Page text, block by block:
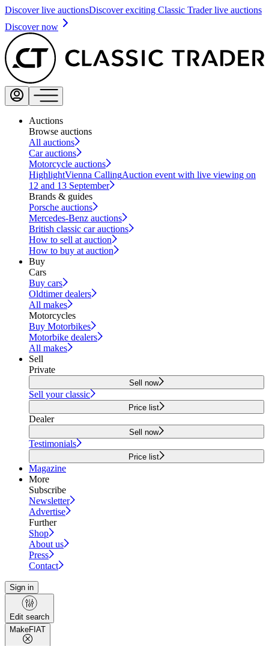
Discover live auctionsDiscover exciting Classic Trader live auctions
Discover now
Auctions
Browse auctions
All auctions
Car auctions
Motorcycle auctions
HighlightVienna CallingAuction event with live viewing on
12 and 13 September
Brands & guides
Porsche auctions
Mercedes-Benz auctions
British classic car auctions
How to sell at auction
How to buy at auction
Buy
Cars
Buy cars
Oldtimer dealers
All makes
Motorcycles
Buy Motorbikes
Motorbike dealers
All makes
Sell
Private
Sell now
Sell your classic
Price list
Dealer
Sell now
Testimonials
Price list
Magazine
More
Subscribe
Newsletter
Advertise
Further
Shop
About us
Press
Contact
Sign in
Edit search
MakeFIAT